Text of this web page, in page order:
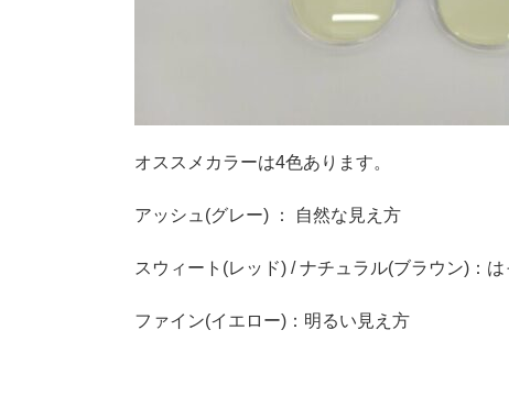
オススメカラーは4色あります。
アッシュ(グレー) ： 自然な見え方
スウィート(レッド) / ナチュラル(ブラウン)：
ファイン(イエロー)：明るい見え方